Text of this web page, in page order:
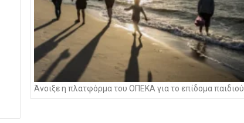
Άνοιξε η πλατφόρμα του ΟΠΕΚΑ για το επίδομα παιδιού